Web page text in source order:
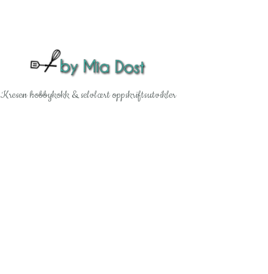
Kresen hobbykokk & selvlært oppskriftsutvikler